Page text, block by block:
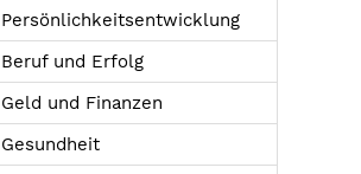
Persönlichkeitsentwicklung
Beruf und Erfolg
Geld und Finanzen
Gesundheit